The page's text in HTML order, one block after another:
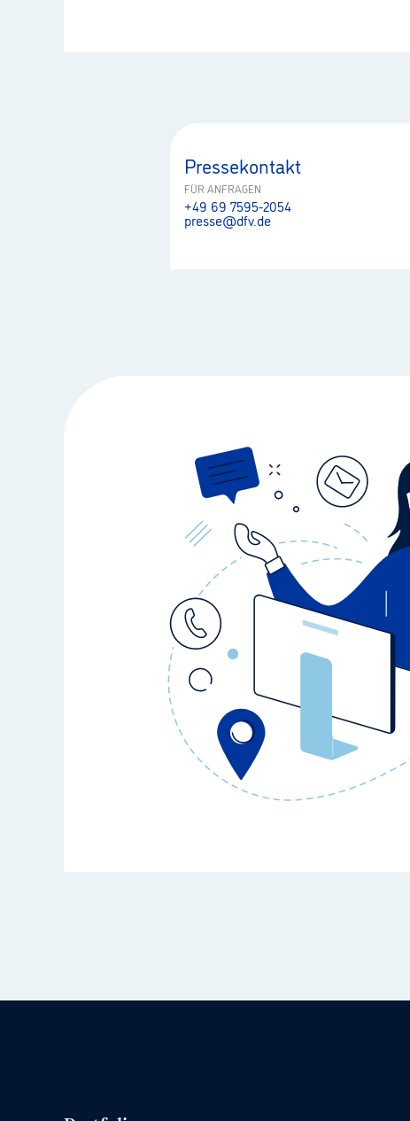
Pressekontakt
FÜR ANFRAGEN
+49 69 7595-2054
presse@dfv.de